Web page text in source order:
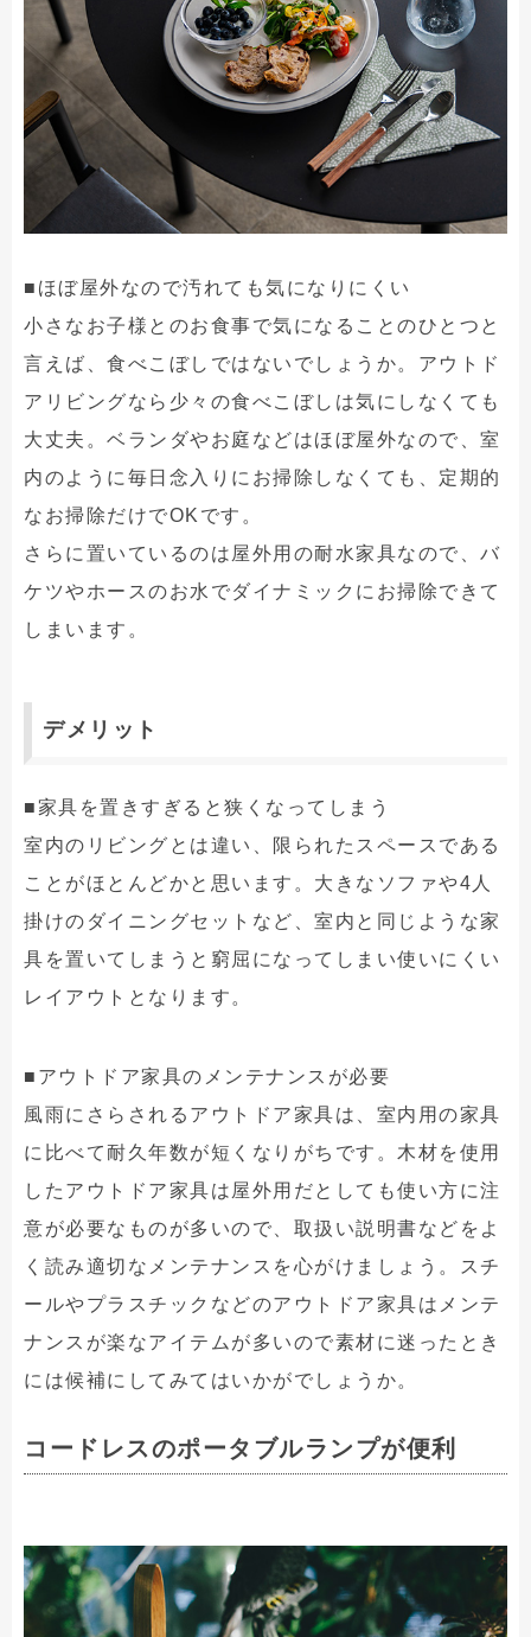
■ほぼ屋外なので汚れても気になりにくい
小さなお子様とのお食事で気になることのひとつと
言えば、食べこぼしではないでしょうか。アウトド
アリビングなら少々の食べこぼしは気にしなくても
大丈夫。ベランダやお庭などはほぼ屋外なので、室
内のように毎日念入りにお掃除しなくても、定期的
なお掃除だけでOKです。
さらに置いているのは屋外用の耐水家具なので、バ
ケツやホースのお水でダイナミックにお掃除できて
しまいます。
デメリット
■家具を置きすぎると狭くなってしまう
室内のリビングとは違い、限られたスペースである
ことがほとんどかと思います。大きなソファや4人
掛けのダイニングセットなど、室内と同じような家
具を置いてしまうと窮屈になってしまい使いにくい
レイアウトとなります。
■アウトドア家具のメンテナンスが必要
風雨にさらされるアウトドア家具は、室内用の家具
に比べて耐久年数が短くなりがちです。木材を使用
したアウトドア家具は屋外用だとしても使い方に注
意が必要なものが多いので、取扱い説明書などをよ
く読み適切なメンテナンスを心がけましょう。スチ
ールやプラスチックなどのアウトドア家具はメンテ
ナンスが楽なアイテムが多いので素材に迷ったとき
には候補にしてみてはいかがでしょうか。
コードレスのポータブルランプが便利